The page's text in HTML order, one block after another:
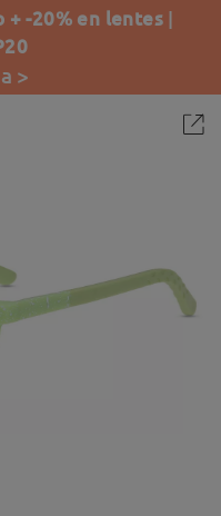
+ -20% en lentes |
>